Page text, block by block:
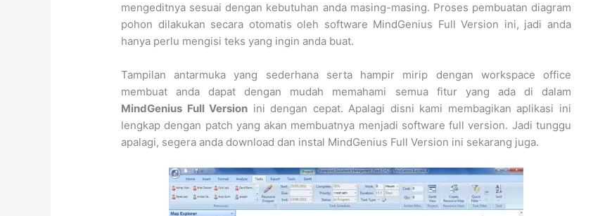
mengeditnya sesuai dengan kebutuhan anda masing-masing. Proses pembuatan diagram
pohon dilakukan secara otomatis oleh software MindGenius Full Version ini, jadi anda
hanya perlu mengisi teks yang ingin anda buat.
Tampilan antarmuka yang sederhana serta hampir mirip dengan workspace office
membuat anda dapat dengan mudah memahami semua fitur yang ada di dalam
MindGenius Full Version ini dengan cepat. Apalagi disni kami membagikan aplikasi ini
lengkap dengan patch yang akan membuatnya menjadi software full version. Jadi tunggu
apalagi, segera anda download dan instal MindGenius Full Version ini sekarang juga.